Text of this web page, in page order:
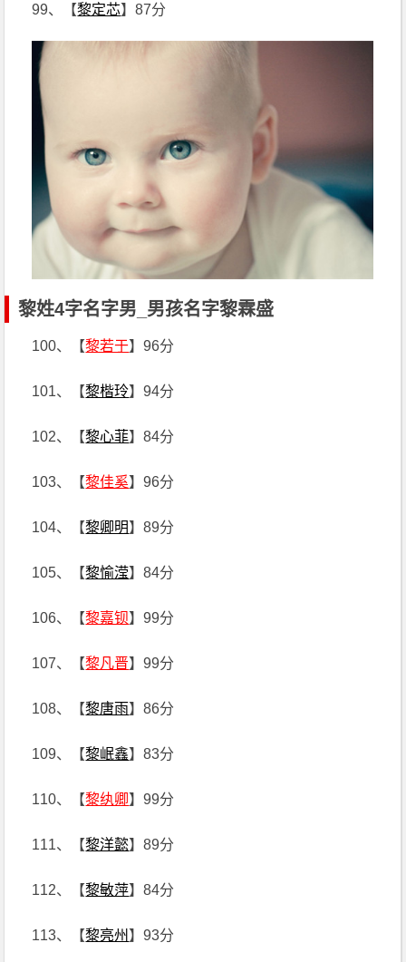
99、【黎定芯】87分
黎姓4字名字男_男孩名字黎霖盛
100、【黎若于】96分
101、【黎楷玲】94分
102、【黎心菲】84分
103、【黎佳奚】96分
104、【黎卿明】89分
105、【黎愉滢】84分
106、【黎嘉钡】99分
107、【黎凡晋】99分
108、【黎唐雨】86分
109、【黎岷鑫】83分
110、【黎纨卿】99分
111、【黎洋懿】89分
112、【黎敏萍】84分
113、【黎亮州 】93分